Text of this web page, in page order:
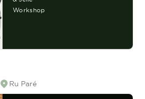
Workshop
Location
Ru Paré